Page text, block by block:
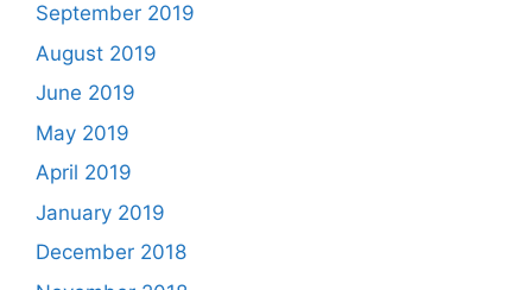
September 2019
August 2019
June 2019
May 2019
April 2019
January 2019
December 2018